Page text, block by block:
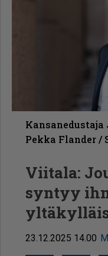
Pekka Flander /
Viitala:
syntyy
23.12.2025 14.00